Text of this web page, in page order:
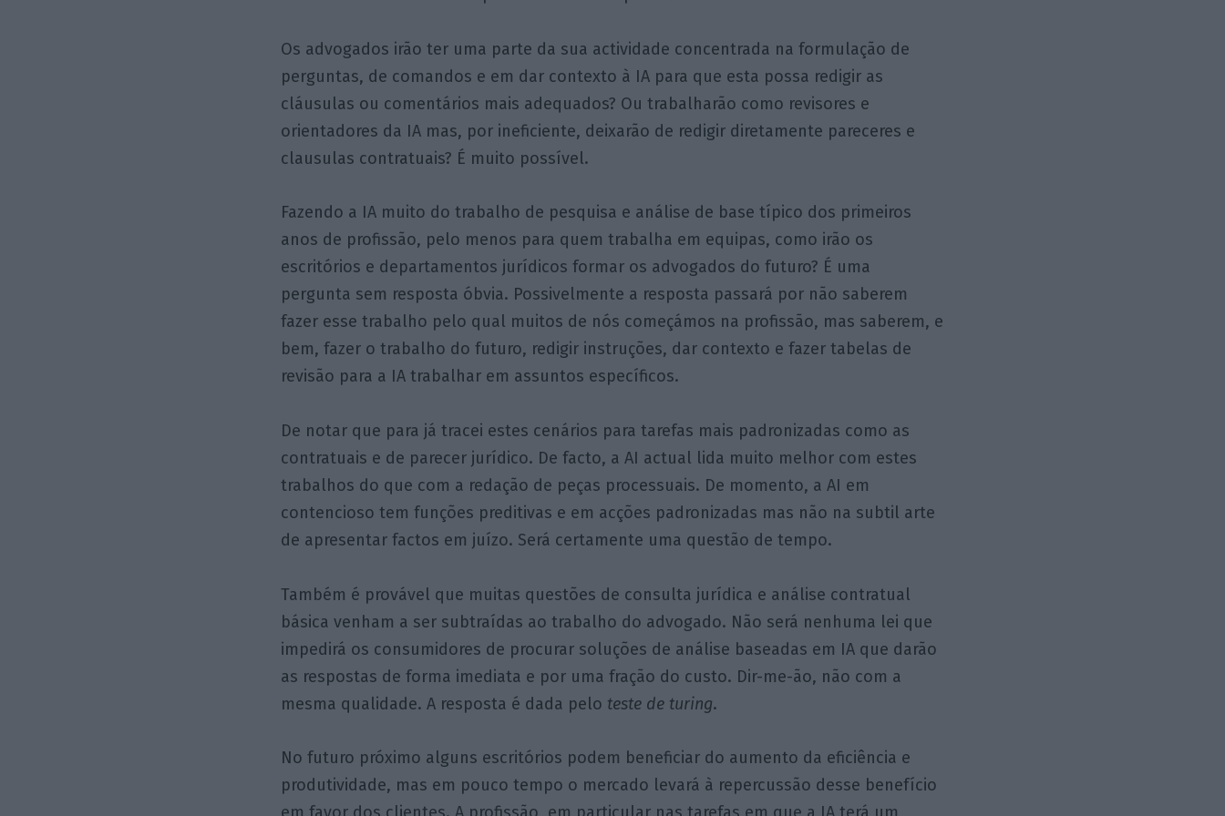
Os advogados irão ter uma parte da sua actividade concentrada na formulação de
perguntas, de comandos e em dar contexto à IA para que esta possa redigir as
cláusulas ou comentários mais adequados? Ou trabalharão como revisores e
orientadores da IA mas, por ineficiente, deixarão de redigir diretamente pareceres e
clausulas contratuais? É muito possível.
Fazendo a IA muito do trabalho de pesquisa e análise de base típico dos primeiros
anos de profissão, pelo menos para quem trabalha em equipas, como irão os
escritórios e departamentos jurídicos formar os advogados do futuro? É uma
pergunta sem resposta óbvia. Possivelmente a resposta passará por não saberem
fazer esse trabalho pelo qual muitos de nós começámos na profissão, mas saberem, e
bem, fazer o trabalho do futuro, redigir instruções, dar contexto e fazer tabelas de
revisão para a IA trabalhar em assuntos específicos.
De notar que para já tracei estes cenários para tarefas mais padronizadas como as
contratuais e de parecer jurídico. De facto, a AI actual lida muito melhor com estes
trabalhos do que com a redação de peças processuais. De momento, a AI em
contencioso tem funções preditivas e em acções padronizadas mas não na subtil arte
de apresentar factos em juízo. Será certamente uma questão de tempo.
Também é provável que muitas questões de consulta jurídica e análise contratual
básica venham a ser subtraídas ao trabalho do advogado. Não será nenhuma lei que
impedirá os consumidores de procurar soluções de análise baseadas em IA que darão
as respostas de forma imediata e por uma fração do custo. Dir-me-ão, não com a
mesma qualidade. A resposta é dada pelo teste de turing.
No futuro próximo alguns escritórios podem beneficiar do aumento da eficiência e
produtividade, mas em pouco tempo o mercado levará à repercussão desse benefício